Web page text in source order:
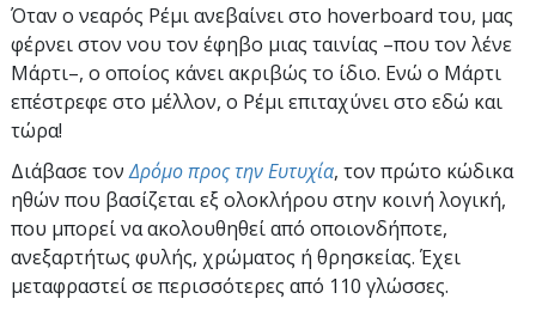
Όταν ο νεαρός Ρέμι ανεβαίνει στο hoverboard του, μας
φέρνει στον νου τον έφηβο μιας ταινίας –που τον λένε
Μάρτι–, ο οποίος κάνει ακριβώς το ίδιο. Ενώ ο Μάρτι
επέστρεφε στο μέλλον, ο Ρέμι επιταχύνει στο εδώ και
τώρα!
Διάβασε τονΔρόμο προς την Ευτυχία, τον πρώτο κώδικα
ηθών που βασίζεται εξ ολοκλήρου στην κοινή λογική,
που μπορεί να ακολουθηθεί από οποιονδήποτε,
ανεξαρτήτως φυλής, χρώματος ή θρησκείας. Έχει
μεταφραστεί σε περισσότερες από 110 γλώσσες.